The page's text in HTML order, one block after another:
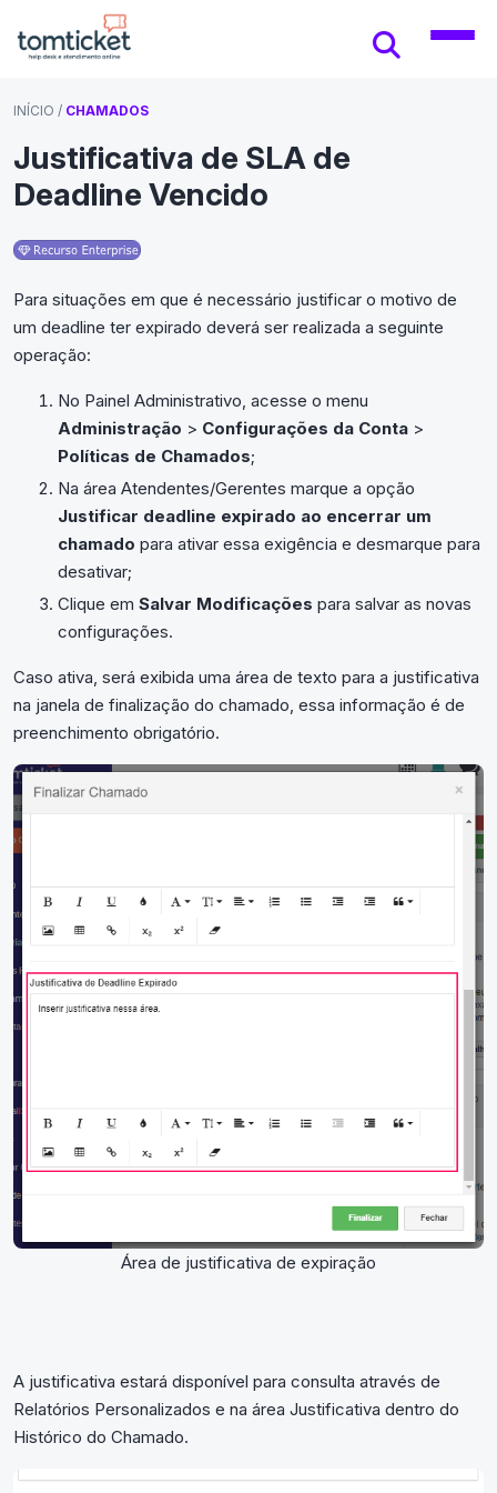
INÍCIO / CHAMADOS
Justificativa de SLA de
Deadline Vencido
Para situações em que é necessário justificar o motivo de
um deadline ter expirado deverá ser realizada a seguinte
operação:
No Painel Administrativo, acesse o menu
Administração > Configurações da Conta >
Políticas de Chamados;
Na área Atendentes/Gerentes marque a opção
Justificar deadline expirado ao encerrar um
chamado para ativar essa exigência e desmarque para
desativar;
Clique em Salvar Modificações para salvar as novas
configurações.
Caso ativa, será exibida uma área de texto para a justificativa
na janela de finalização do chamado, essa informação é de
preenchimento obrigatório.
Área de justificativa de expiração
A justificativa estará disponível para consulta através de
Relatórios Personalizados e na área Justificativa dentro do
Histórico do Chamado.